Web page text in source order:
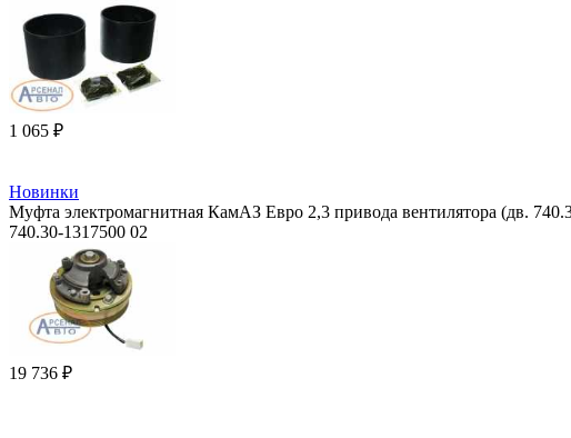
1 065 ₽
Новинки
Муфта электромагнитная КамАЗ Евро 2,3 привода вентилятора (дв.
740.30-1317500 02
19 736 ₽